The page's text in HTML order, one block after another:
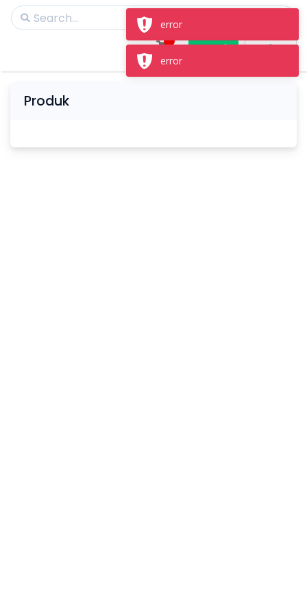
Masuk Daftar
Produk
error
error